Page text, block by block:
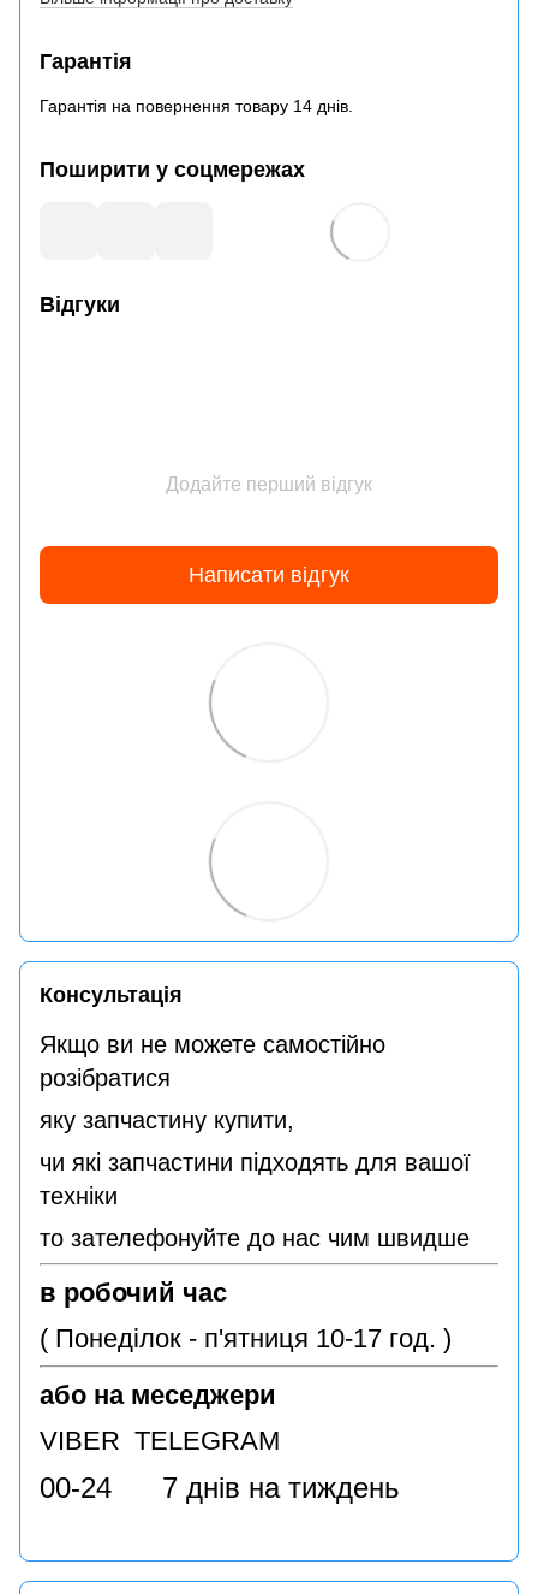
Гарантія
Гарантія на повернення товару 14 днів.
Поширити у соцмережах
Відгуки
Додайте перший відгук
Написати відгук
Консультація
Якщо ви не можете самостійно
розібратися
яку запчастину купити,
чи які запчастини підходять для вашої
техніки
то зателефонуйте до нас чим швидше
в робочий час
( Понеділок - п'ятниця 10-17 год. )
або на меседжери
VIBER TELEGRAM
00-24 7 днів на тиждень